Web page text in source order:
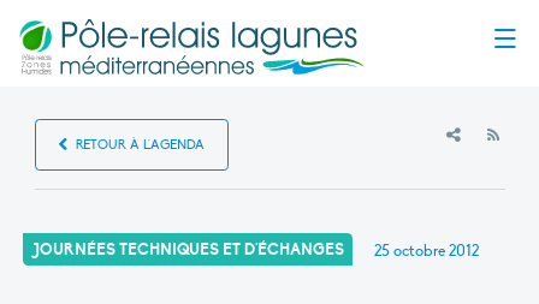
RETOUR À L'AGENDA
JOURNÉES TECHNIQUES ET D'ÉCHANGES 25 octobre 2012